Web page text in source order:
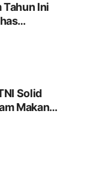
Tahun Ini
dan
Solid
Makan